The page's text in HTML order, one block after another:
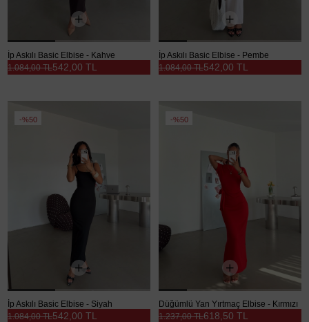
İp Askılı Basic Elbise - Kahve
542,00 TL
1.084,00 TL
İp Askılı Basic Elbise - Pembe
542,00 TL
1.084,00 TL
%50
İp Askılı Basic Elbise - Siyah
542,00 TL
1.084,00 TL
%50
Düğümlü Yan Yırtmaç Elbise - Kırmızı
618,50 TL
1.237,00 TL